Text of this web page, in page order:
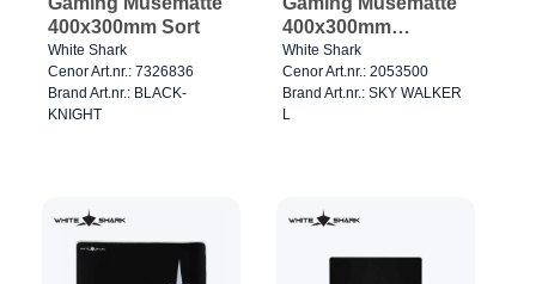
400x300mm Sort
White Shark
Cenor Art.nr.: 7326836
Brand Art.nr.: BLACK-
KNIGHT
400x300mm
Sort/Rød
White Shark
Cenor Art.nr.: 2053500
Brand Art.nr.: SKY WALKER
L